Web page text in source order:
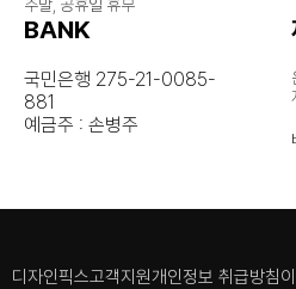
주말, 공휴일 휴무
BANK
국민은행 275-21-0085-
881
예금주 : 손병주
디자인픽스고객지원개인정보 취급방침